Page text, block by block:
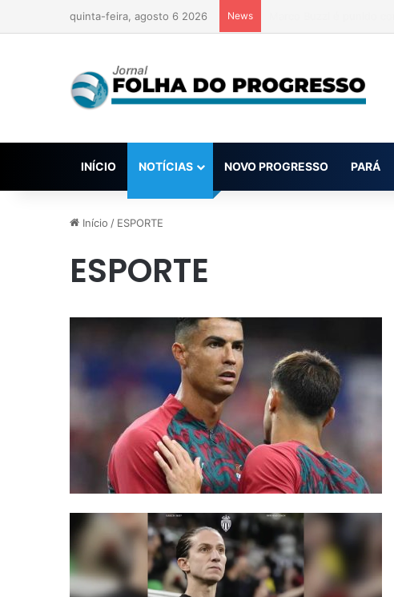
quinta-feira, agosto 6 2026 News
INÍCIO NOTÍCIAS NOVO PROGRESSO PARÁ
Início / ESPORTE
ESPORTE